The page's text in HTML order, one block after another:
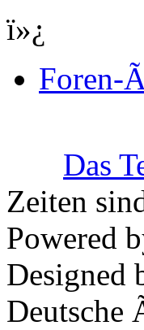
ï»¿
Foren-
Das
Zeiten
Powered
Designed
Deutsche